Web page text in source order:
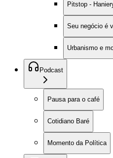
Pitstop -
Seu negócio é
Urbanismo e
Podcast
Pausa para o café
Cotidiano Baré
Momento da Política